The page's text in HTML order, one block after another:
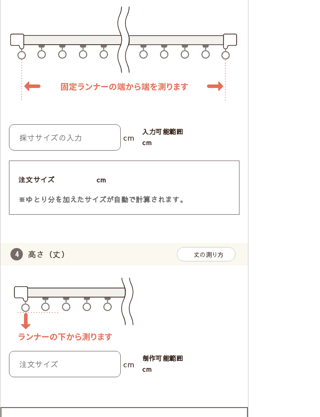
cm
入力可能範囲
cm
注文サイズ cm
※ゆとり分を加えたサイズが自動で計算されます。
高さ（丈） 丈の測り方
cm
制作可能範囲
cm